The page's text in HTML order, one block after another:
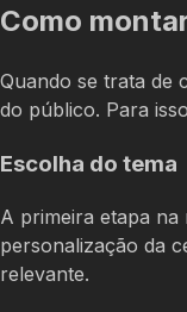
Como
Quando se trata de
do público. Para
Escolha do tema
A primeira etapa na
personalização da
relevante.